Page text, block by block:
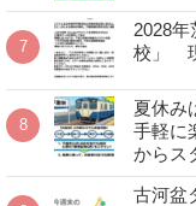
2028
校」
夏休み
手軽に
からス
古河盆